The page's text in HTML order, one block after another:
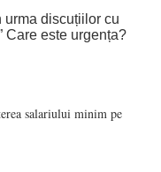
urma discuțiilor cu
Care este urgența?
salariului minim pe